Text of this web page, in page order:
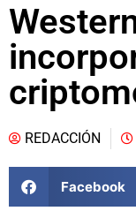
REDACCIÓN
Facebook